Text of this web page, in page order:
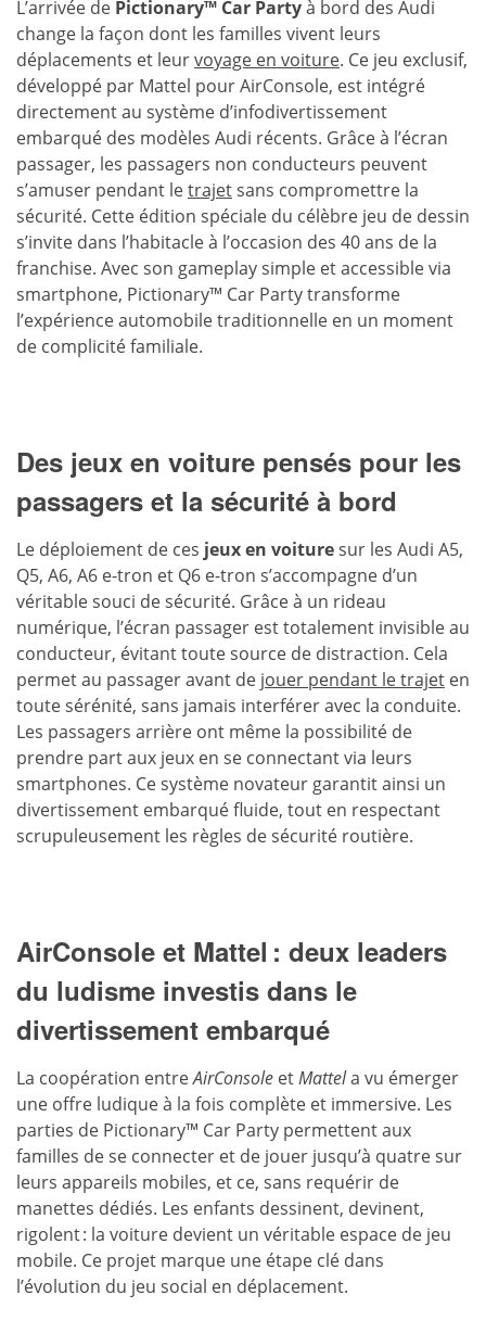
L’arrivée de Pictionary™ Car Partyà bord des Audi
change la façon dont les familles vivent leurs
déplacements et leurvoyage en voiture. Ce jeu exclusif,
développé par Mattel pour AirConsole, est intégré
directement au système d’infodivertissement
embarqué des modèles Audi récents. Grâce à l’écran
passager, les passagers non conducteurs peuvent
s’amuser pendant letrajetsans compromettre la
sécurité. Cette édition spéciale du célèbre jeu de dessin
s’invite dans l’habitacle à l’occasion des 40 ans de la
franchise. Avec son gameplay simple et accessible via
smartphone, Pictionary™ Car Party transforme
l’expérience automobile traditionnelle en un moment
de complicité familiale.
Des jeux en voiture pensés pour les
passagers et la sécurité à bord
Le déploiement de ces jeux en voituresur les Audi A5,
Q5, A6, A6 e-tron et Q6 e-tron s’accompagne d’un
véritable souci de sécurité. Grâce à un rideau
numérique, l’écran passager est totalement invisible au
conducteur, évitant toute source de distraction. Cela
permet au passager avant de jouer pendant le trajet en
toute sérénité, sans jamais interférer avec la conduite.
Les passagers arrière ont même la possibilité de
prendre part aux jeux en se connectant via leurs
smartphones. Ce système novateur garantit ainsi un
divertissement embarqué fluide, tout en respectant
scrupuleusement les règles de sécurité routière.
AirConsole et Mattel : deux leaders
du ludisme investis dans le
divertissement embarqué
La coopération entreAirConsole etMattela vu émerger
une offre ludique à la fois complète et immersive. Les
parties de Pictionary™ Car Party permettent aux
familles de se connecter et de jouer jusqu’à quatre sur
leurs appareils mobiles, et ce, sans requérir de
manettes dédiés. Les enfants dessinent, devinent,
rigolent : la voiture devient un véritable espace de jeu
mobile. Ce projet marque une étape clé dans
l’évolution du jeu social en déplacement.